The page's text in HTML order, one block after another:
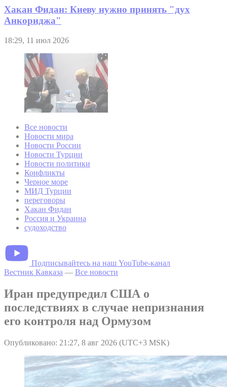
Хакан Фидан: Киеву нужно принять "дух
Анкориджа"
18:29, 11 июл 2026
Все новости
Новости мира
Новости России
Новости Турции
Новости политики
Конфликты
Черное море
МИД Турции
переговоры
Хакан Фидан
Россия и Украина
судоходство
Подписывайтесь на наш YouTube-канал
Вестник Кавказа — Все новости
Иран предупредил США о
последствиях в случае непризнания
его контроля над Ормузом
Опубликовано: 21:27, 8 авг 2026 (UTC+3 MSK)